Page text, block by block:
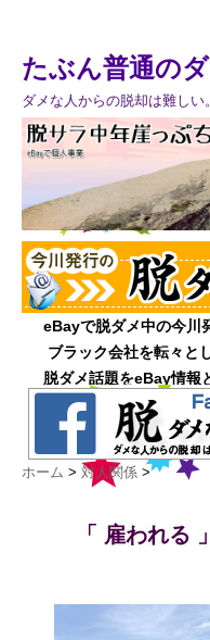
たぶん普通の
ダメな人からの脱却は難しい
ホーム > 対人関係 >
「 雇われる